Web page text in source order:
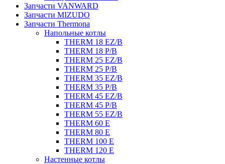
Запчасти VANWARD
Запчасти MIZUDO
Запчасти Thermona
Напольные котлы
THERM 18 EZ/B
THERM 18 P/B
THERM 25 EZ/B
THERM 25 P/B
THERM 35 EZ/B
THERM 35 P/B
THERM 45 EZ/B
THERM 45 P/B
THERM 55 EZ/B
THERM 60 E
THERM 80 E
THERM 100 E
THERM 120 E
Настенные котлы